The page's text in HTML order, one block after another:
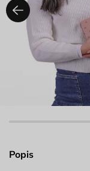
Popis